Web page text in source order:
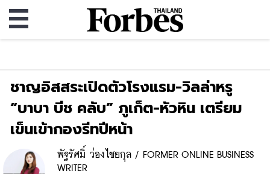
ชาญอิสสระเปิดตัวโรงแรม-วิลล่าหรู
“บาบา บีช คลับ” ภูเก็ต-หัวหิน เตรียม
เข็นเข้ากองรีทปีหน้า
พัฐรัศมิ์ ว่องไชยกุล / FORMER ONLINE BUSINESS
WRITER